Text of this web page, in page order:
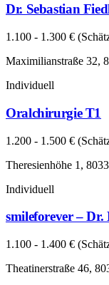
Dr. Sebastian
1.100 - 1.300 €
Maximilianstraße 32,
Individuell
Oralchirurgie T1
1.200 - 1.500 €
Theresienhöhe 1,
Individuell
smileforever –
1.100 - 1.400 €
Theatinerstraße 46,